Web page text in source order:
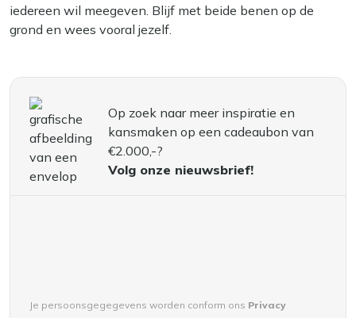
iedereen wil meegeven. Blijf met beide benen op de
grond en wees vooral jezelf.
Op zoek naar meer inspiratie en
kansmaken op een cadeaubon van
€2.000,-?
Volg onze nieuwsbrief!
Je persoonsgegegevens worden conform ons Privacy